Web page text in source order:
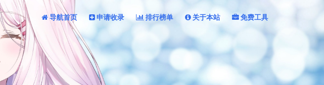
导航首页 申请收录 排行榜单 关于本站 免费工具